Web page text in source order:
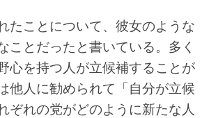
たことについて、彼女のような
とだったと書いている。多く
心を持つ人が立候補することが
他人に勧められて「自分が立候
ぞれの党がどのように新たな人